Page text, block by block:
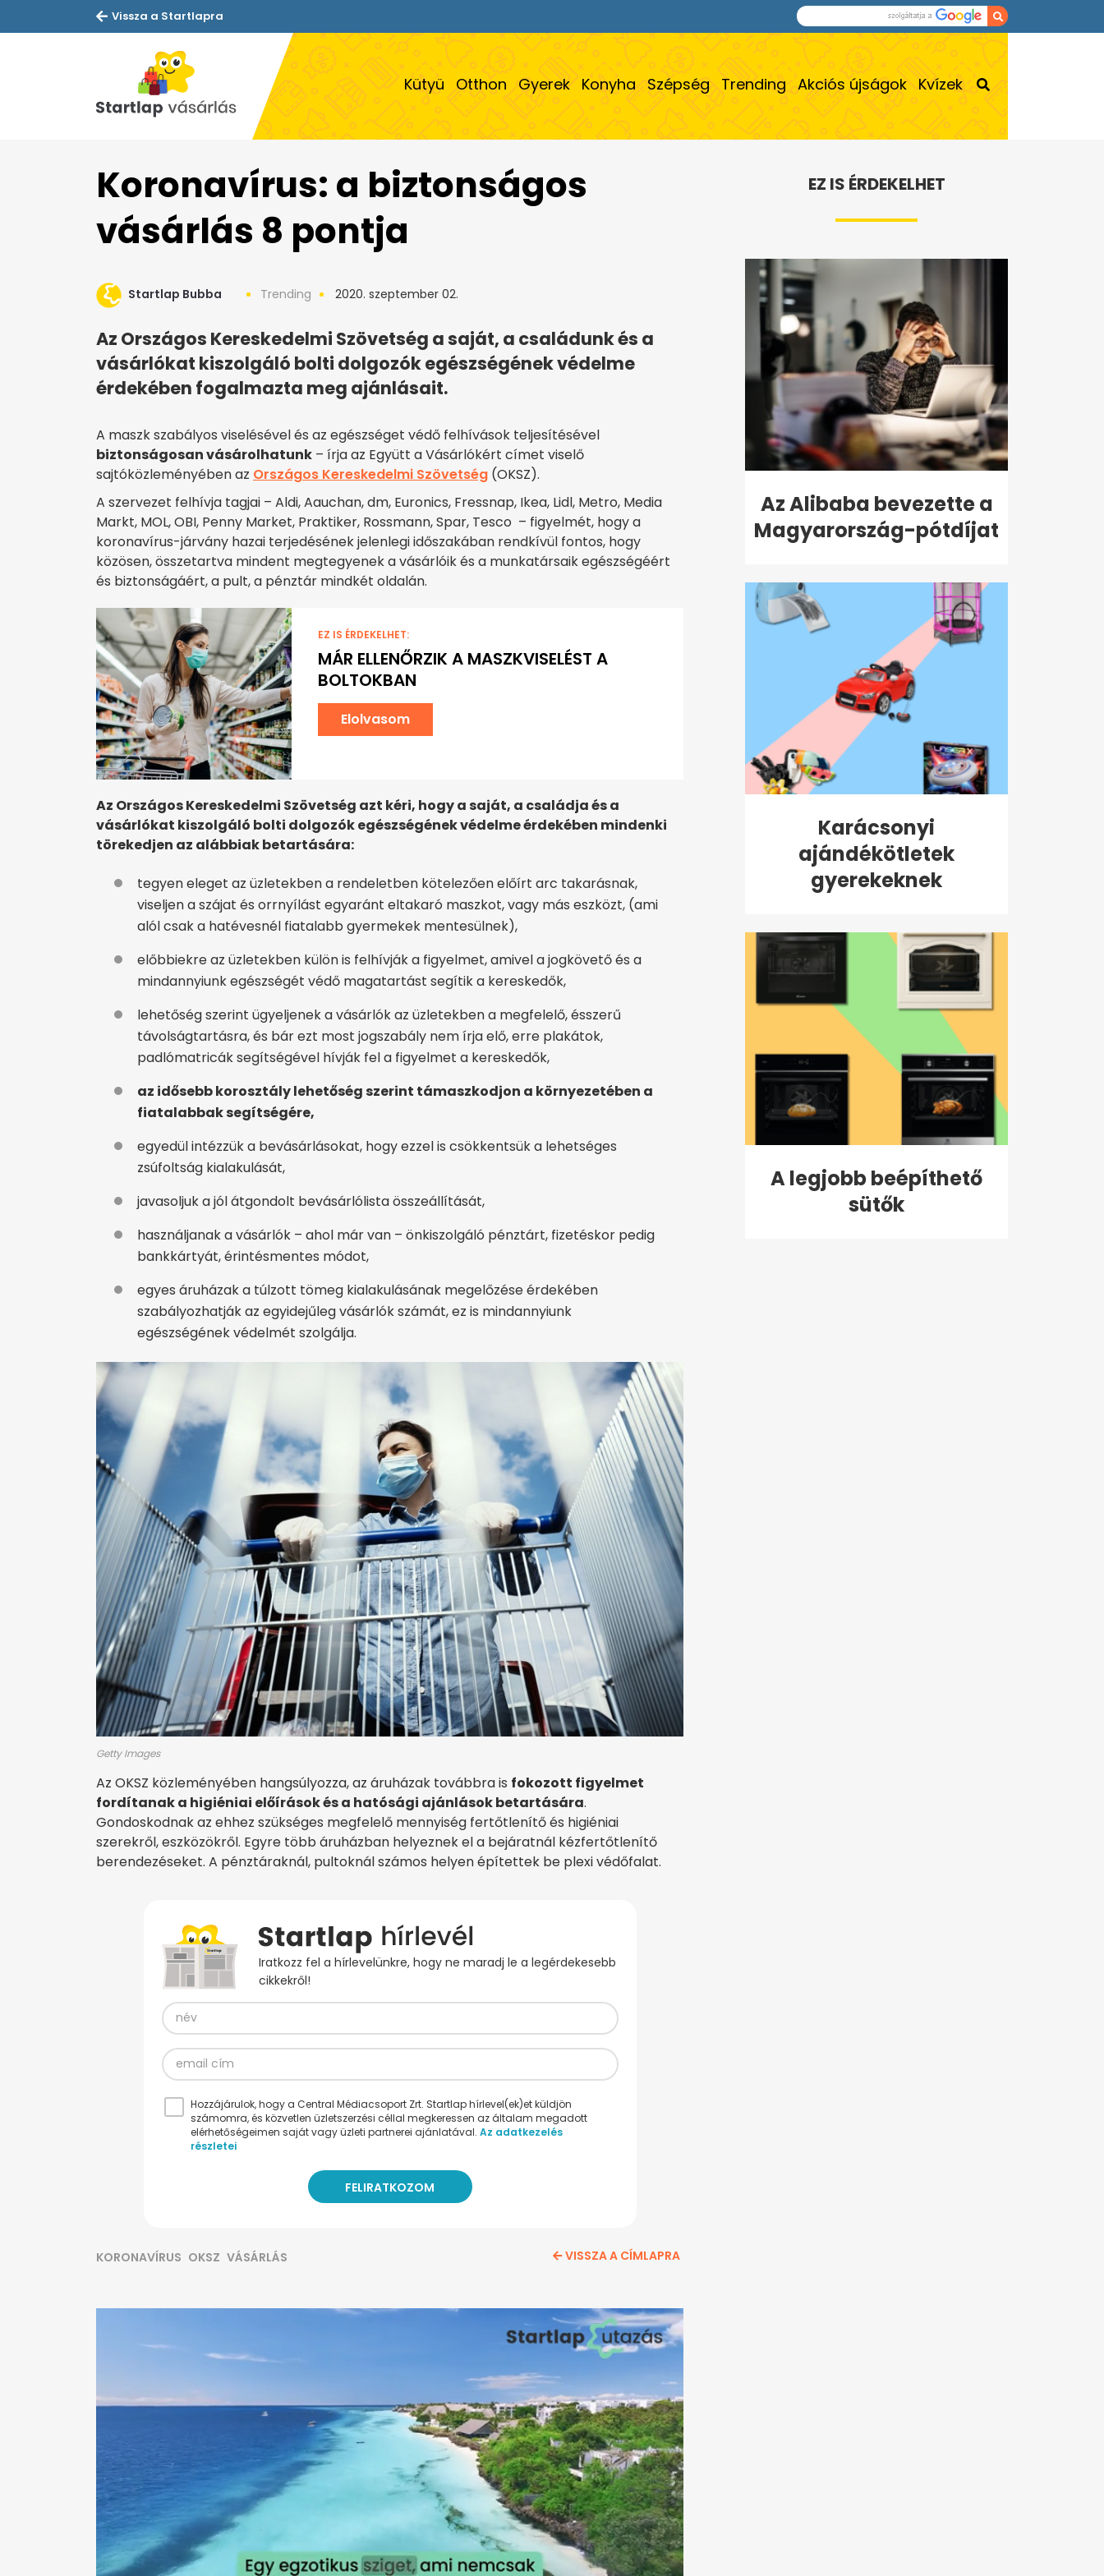
Vissza a Startlapra
Kütyü Otthon Gyerek Konyha Szépség Trending Akciós újságok Kvízek
Koronavírus: a biztonságos
vásárlás 8 pontja
Startlap Bubba Trending 2020. szeptember 02.
Az Országos Kereskedelmi Szövetség a saját, a családunk és a
vásárlókat kiszolgáló bolti dolgozók egészségének védelme
érdekében fogalmazta meg ajánlásait.
A maszk szabályos viselésével és az egészséget védő felhívások teljesítésével
biztonságosan vásárolhatunk – írja az Együtt a Vásárlókért címet viselő
sajtóközleményében az Országos Kereskedelmi Szövetség (OKSZ).
A szervezet felhívja tagjai – Aldi, Aauchan, dm, Euronics, Fressnap, Ikea, Lidl, Metro, Media
Markt, MOL, OBI, Penny Market, Praktiker, Rossmann, Spar, Tesco – figyelmét, hogy a
koronavírus-járvány hazai terjedésének jelenlegi időszakában rendkívül fontos, hogy
közösen, összetartva mindent megtegyenek a vásárlóik és a munkatársaik egészségéért
és biztonságáért, a pult, a pénztár mindkét oldalán.
EZ IS ÉRDEKELHET:
MÁR ELLENŐRZIK A MASZKVISELÉST A
BOLTOKBAN
Elolvasom
Az Országos Kereskedelmi Szövetség azt kéri, hogy a saját, a családja és a
vásárlókat kiszolgáló bolti dolgozók egészségének védelme érdekében mindenki
törekedjen az alábbiak betartására:
tegyen eleget az üzletekben a rendeletben kötelezően előírt arc takarásnak,
viseljen a szájat és orrnyílást egyaránt eltakaró maszkot, vagy más eszközt, (ami
alól csak a hatévesnél fiatalabb gyermekek mentesülnek),
előbbiekre az üzletekben külön is felhívják a figyelmet, amivel a jogkövető és a
mindannyiunk egészségét védő magatartást segítik a kereskedők,
lehetőség szerint ügyeljenek a vásárlók az üzletekben a megfelelő, ésszerű
távolságtartásra, és bár ezt most jogszabály nem írja elő, erre plakátok,
padlómatricák segítségével hívják fel a figyelmet a kereskedők,
az idősebb korosztály lehetőség szerint támaszkodjon a környezetében a
fiatalabbak segítségére,
egyedül intézzük a bevásárlásokat, hogy ezzel is csökkentsük a lehetséges
zsúfoltság kialakulását,
javasoljuk a jól átgondolt bevásárlólista összeállítását,
használjanak a vásárlók – ahol már van – önkiszolgáló pénztárt, fizetéskor pedig
bankkártyát, érintésmentes módot,
egyes áruházak a túlzott tömeg kialakulásának megelőzése érdekében
szabályozhatják az egyidejűleg vásárlók számát, ez is mindannyiunk
egészségének védelmét szolgálja.
Getty Images
Az OKSZ közleményében hangsúlyozza, az áruházak továbbra is fokozott figyelmet
fordítanak a higiéniai előírások és a hatósági ajánlások betartására.
Gondoskodnak az ehhez szükséges megfelelő mennyiség fertőtlenítő és higiéniai
szerekről, eszközökről. Egyre több áruházban helyeznek el a bejáratnál kézfertőtlenítő
berendezéseket. A pénztáraknál, pultoknál számos helyen építettek be plexi védőfalat.
Iratkozz fel a hírlevelünkre, hogy ne maradj le a legérdekesebb
cikkekről!
Hozzájárulok, hogy a Central Médiacsoport Zrt. Startlap hírlevel(ek)et küldjön
számomra, és közvetlen üzletszerzési céllal megkeressen az általam megadott
elérhetőségeimen saját vagy üzleti partnerei ajánlatával. Az adatkezelés
részletei
KORONAVÍRUS OKSZ VÁSÁRLÁS VISSZA A CÍMLAPRA
EZ IS ÉRDEKELHET
Az Alibaba bevezette a
Magyarország-pótdíjat
Karácsonyi
ajándékötletek
gyerekeknek
A legjobb beépíthető
sütők